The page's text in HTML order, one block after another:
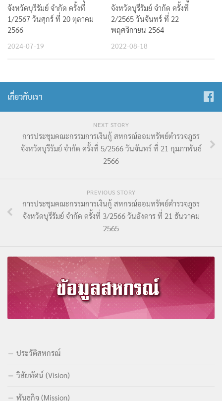
จังหวัดบุรีรัมย์ จำกัด ครั้งที่
1/2567 วันศุกร์ ที่ 20 ตุลาคม
2566
2024-07-19
จังหวัดบุรีรัมย์ จำกัด ครั้งที่
2/2565 วันจันทร์ ที่ 22
พฤศจิกายน 2564
2022-08-18
เกี่ยวกับเรา
NEXT STORY
การประชุมคณะกรรมการเงินกู้ สหกรณ์ออมทรัพย์ตำรวจภูธร
จังหวัดบุรีรัมย์ จำกัด ครั้งที่ 5/2566 วันจันทร์ ที่ 21 กุมภาพันธ์
2566
PREVIOUS STORY
การประชุมคณะกรรมการเงินกู้ สหกรณ์ออมทรัพย์ตำรวจภูธร
จังหวัดบุรีรัมย์ จำกัด ครั้งที่ 3/2566 วันอังคาร ที่ 21 ธันวาคม
2565
ประวัติสหกรณ์
วิสัยทัศน์ (Vision)
พันธกิจ (Mission)